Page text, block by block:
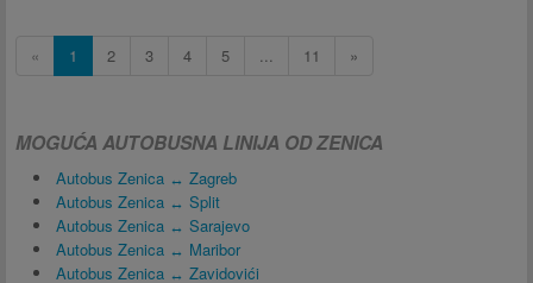
« 1 2 3 4 5 ... 11 »
MOGUĆA AUTOBUSNA LINIJA OD ZENICA
Autobus Zenica ↔ Zagreb
Autobus Zenica ↔ Split
Autobus Zenica ↔ Sarajevo
Autobus Zenica ↔ Maribor
Autobus Zenica ↔ Zavidovići